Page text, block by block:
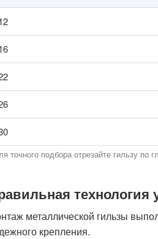
точного подбора отрезайте гильзу по
технология
металлической гильзы
крепления.